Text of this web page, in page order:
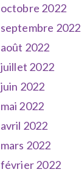
octobre 2022
septembre 2022
août 2022
juillet 2022
juin 2022
mai 2022
avril 2022
mars 2022
février 2022